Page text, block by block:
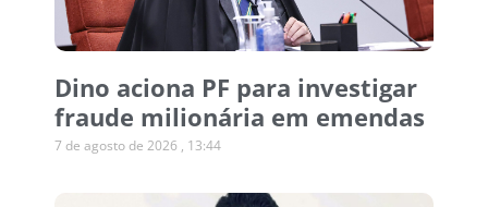
Dino aciona PF para investigar
fraude milionária em emendas
7 de agosto de 2026 13:44